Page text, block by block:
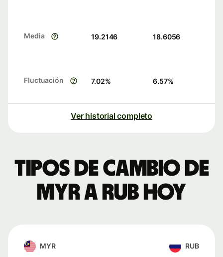
Media 19.2146 18.6056
Fluctuación 7.02% 6.57%
Ver historial completo
Tipos de cambio de
MYR a RUB hoy
MYR RUB